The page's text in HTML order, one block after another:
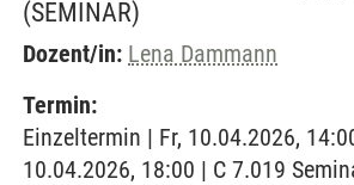
(SEMINAR)
Dozent/in: Lena Dammann
Termin:
Einzeltermin | Fr, 10.04.2026,
10.04.2026, 18:00 | C 7.019